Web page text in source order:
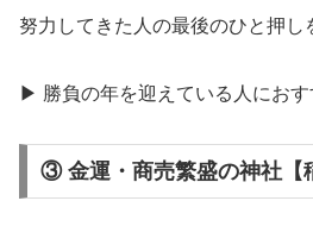
努力してきた人の最後のひと押し
▶ 勝負の年を迎えている人におす
③ 金運・商売繁盛の神社【